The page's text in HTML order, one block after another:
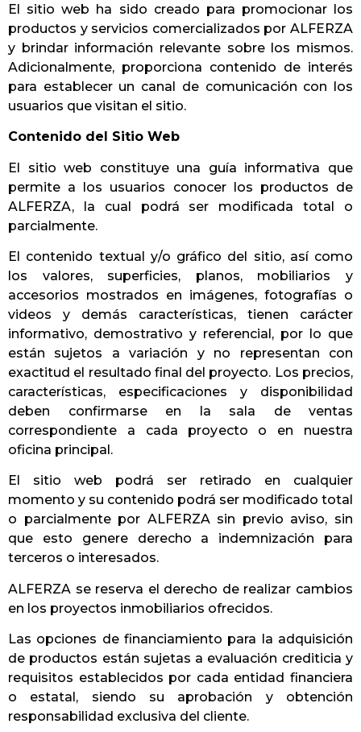
El sitio web ha sido creado para promocionar los
productos y servicios comercializados por ALFERZA
y brindar información relevante sobre los mismos.
Adicionalmente, proporciona contenido de interés
para establecer un canal de comunicación con los
usuarios que visitan el sitio.
Contenido del Sitio Web
El sitio web constituye una guía informativa que
permite a los usuarios conocer los productos de
ALFERZA, la cual podrá ser modificada total o
parcialmente.
El contenido textual y/o gráfico del sitio, así como
los valores, superficies, planos, mobiliarios y
accesorios mostrados en imágenes, fotografías o
videos y demás características, tienen carácter
informativo, demostrativo y referencial, por lo que
están sujetos a variación y no representan con
exactitud el resultado final del proyecto. Los precios,
características, especificaciones y disponibilidad
deben confirmarse en la sala de ventas
correspondiente a cada proyecto o en nuestra
oficina principal.
El sitio web podrá ser retirado en cualquier
momento y su contenido podrá ser modificado total
o parcialmente por ALFERZA sin previo aviso, sin
que esto genere derecho a indemnización para
terceros o interesados.
ALFERZA se reserva el derecho de realizar cambios
en los proyectos inmobiliarios ofrecidos.
Las opciones de financiamiento para la adquisición
de productos están sujetas a evaluación crediticia y
requisitos establecidos por cada entidad financiera
o estatal, siendo su aprobación y obtención
responsabilidad exclusiva del cliente.